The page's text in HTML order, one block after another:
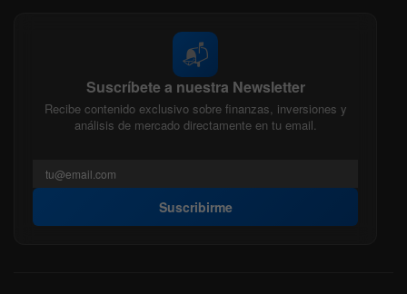
📬
Suscríbete a nuestra Newsletter
Recibe contenido exclusivo sobre finanzas, inversiones y
análisis de mercado directamente en tu email.
Suscribirme